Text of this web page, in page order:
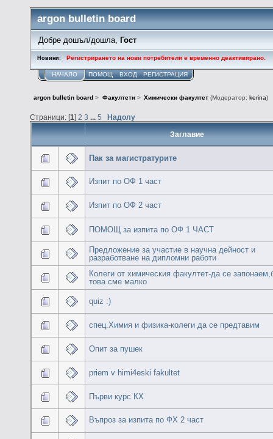
argon bulletin board
Добре дошъл/дошла, Гост
Новини: Регистрирането на нови потребители е временно деактивирано.
НАЧАЛО ПОМОЩ ВХОД РЕГИСТРАЦИЯ
argon bulletin board > Факултети> Химически факултет(Модератор: kerina)
Страници: [1] 2 3 ... 5 Надолу
Заглавие
Пак за магистратурите
Изпит по ОФ 1 част
Изпит по ОФ 2 част
ПОМОЩ за изпита по ОФ 1 ЧАСТ
Предложение за участие в научна дейност и
разработване на дипломни работи
Колеги от химическия факултет-да се
това сме малко
quiz :)
спец.Химия и физика-колеги да се предтавим
Опит за пушек
priem v himi4eski fakultet
Първи курс КХ
Въпроз за изпита по ФХ 2 част